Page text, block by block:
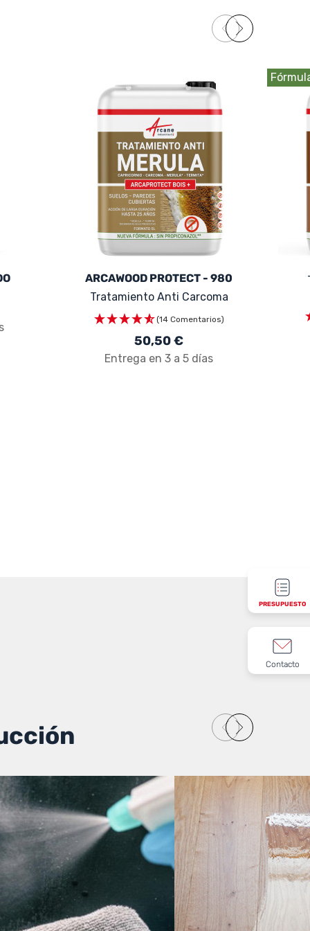
ARCAWOOD PROTECT - 980
Tratamiento Anti Carcoma
(14 Comentarios)
50,50 €
Entrega en 3 a 5 días
PRESUPUESTO
Contacto